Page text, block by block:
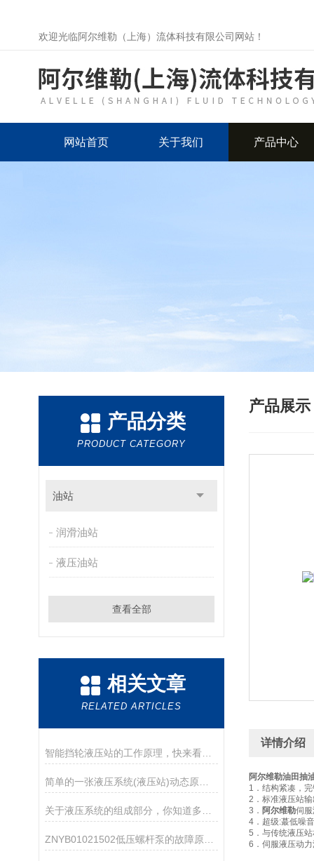
欢迎光临阿尔维勒（上海）流体科技有限公司网站！
网站首页 关于我们 产品中心
产品分类
PRODUCT CATEGORY
油站
润滑油站
液压油站
查看全部
相关文章
RELATED ARTICLES
智能挡轮液压站的工作原理，快来看看吧
简单的一张液压系统(液压站)动态原理图,让你不再对液压原理一知半解
ZNYB01021502低压螺杆泵的故障原因及解决方法
产品展示
详情介绍
阿尔维勒油田抽
1．结构紧凑，
2．标准液压站
3． 阿尔维勒伺
4．超级:蕞低噪
5．与传统液压
6．伺服液压动